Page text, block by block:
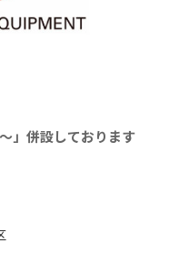
」併設しております